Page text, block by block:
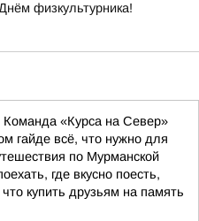
физкультурника!
«Курса на Север»
гайде всё, что нужно для
по Мурманской
где вкусно поесть,
купить друзьям на память